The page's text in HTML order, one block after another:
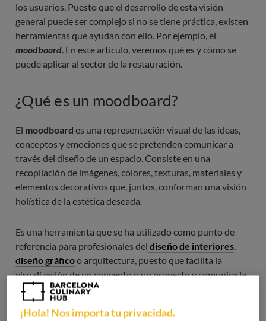
los usuarios. Puesto que el desarrollo de esta visión
general puede ser complejo si no se tiene práctica, existen
herramientas que ayudan con ello. Por ejemplo, el
moodboard . En este artículo, veremos qué es y cómo se
puede aplicar al sector de la restauración.
¿Qué es un moodboard?
El moodboard es una representación visual de las ideas,
conceptos y emociones que se pretenden comunicar a
través del diseño de un espacio. Consiste en una
recopilación de imágenes, colores, texturas, materiales y
elementos decorativos que, juntos, conforman una visión
holística de la estética deseada.
Es una herramienta que se ha utilizado como punto de
referencia para profesionales del diseño de interiores
diseño gráficoo arquitectura, puesto que facilita la
visualización de un concepto o un proyecto y comunica la
dirección estética que se desea seguir.
¡Hola! Nos importa tu privacidad.